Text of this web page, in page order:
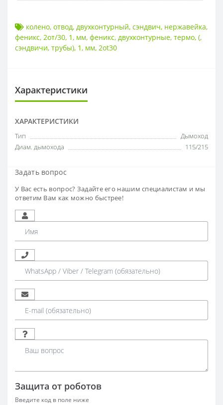
колено, отвод, двухконтурный, сэндвич, нержавейка,
феникс, 2от/30, 1, мм, феникс, двухконтурные, термо, (,
сэндвичи, трубы), 1, мм, 2ot30
Характеристики
ХАРАКТЕРИСТИКИ
Тип
Дымоход
Диам. дымохода
115/215
Задать вопрос
У Вас есть вопрос? Задайте его нашим специалистам и мы
ответим Вам как можно быстрее!
Защита от роботов
Введите код в поле ниже